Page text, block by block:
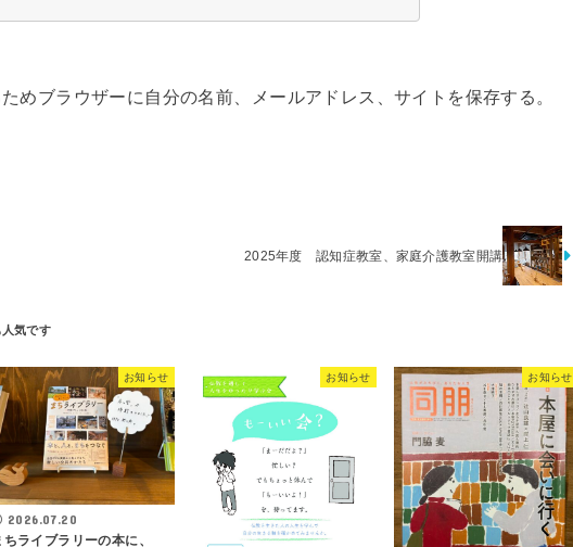
めブラウザーに自分の名前、メールアドレス、サイトを保存する。
2025年度 認知症教室、家庭介護教室開講
お知らせ
2026.07.20
ちライブラリーの本に、
お知らせ お知らせ